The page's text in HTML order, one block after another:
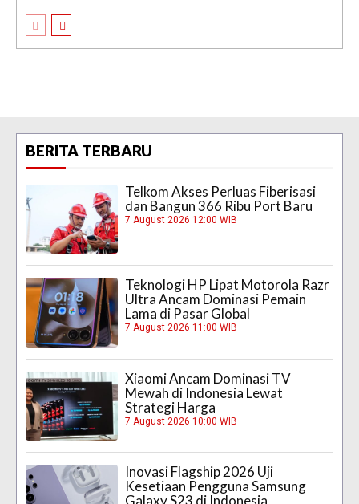
BERITA TERBARU
Telkom Akses Perluas Fiberisasi
dan Bangun 366 Ribu Port Baru
7 August 2026 12:00 WIB
Teknologi HP Lipat Motorola Razr
Ultra Ancam Dominasi Pemain
Lama di Pasar Global
7 August 2026 11:00 WIB
Xiaomi Ancam Dominasi TV
Mewah di Indonesia Lewat
Strategi Harga
7 August 2026 10:00 WIB
Inovasi Flagship 2026 Uji
Kesetiaan Pengguna Samsung
Galaxy S23 di Indonesia